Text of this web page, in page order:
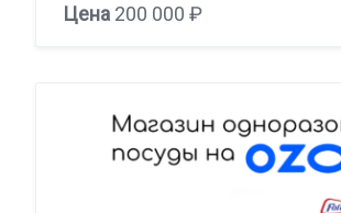
Цена 200 000 ₽